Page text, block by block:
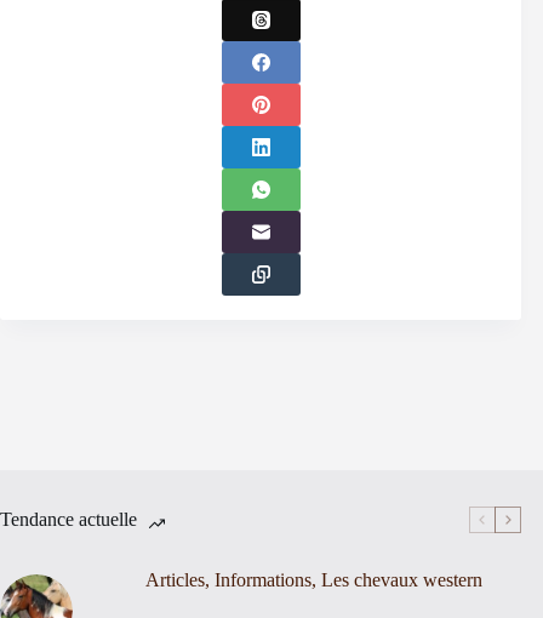
Tendance actuelle
Articles, Informations, Les chevaux western